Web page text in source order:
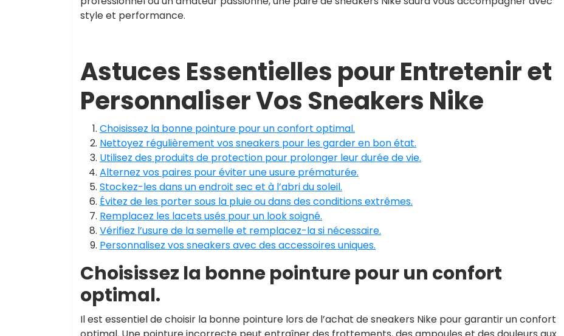
style et performance.
Astuces Essentielles pour Entretenir et
Personnaliser Vos Sneakers Nike
Choisissez la bonne pointure pour un confort optimal.
Nettoyez régulièrement vos sneakers pour les garder en bon état.
Utilisez des produits de protection pour prolonger leur durée de vie.
Alternez vos paires pour éviter une usure prématurée.
Stockez-les dans un endroit sec et à l’abri du soleil.
Évitez de les porter sous la pluie ou dans des conditions extrêmes.
Remplacez les lacets usés pour un look soigné.
Vérifiez l’usure de la semelle et remplacez-la si nécessaire.
Personnalisez vos sneakers avec des accessoires uniques.
Choisissez la bonne pointure pour un confort
optimal.
Il est essentiel de choisir la bonne pointure lors de l’achat de sneakers Nike pour garantir un confort